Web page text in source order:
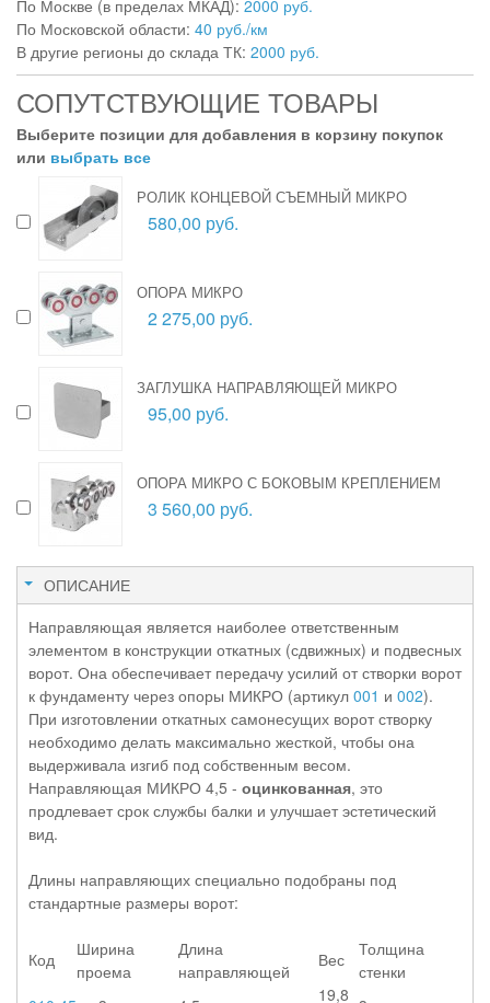
По Москве (в пределах МКАД): 2000 руб.
По Московской области: 40 руб./км
В другие регионы до склада ТК: 2000 руб.
СОПУТСТВУЮЩИЕ ТОВАРЫ
Выберите позиции для добавления в корзину покупок
или выбрать все
РОЛИК КОНЦЕВОЙ СЪЕМНЫЙ МИКРО
580,00 руб.
ОПОРА МИКРО
2 275,00 руб.
ЗАГЛУШКА НАПРАВЛЯЮЩЕЙ МИКРО
95,00 руб.
ОПОРА МИКРО С БОКОВЫМ КРЕПЛЕНИЕМ
3 560,00 руб.
ОПИСАНИЕ
Направляющая является наиболее ответственным
элементом в конструкции откатных (сдвижных) и подвесных
ворот. Она обеспечивает передачу усилий от створки ворот
к фундаменту через опоры МИКРО (артикул 001 и 002).
При изготовлении откатных самонесущих ворот створку
необходимо делать максимально жесткой, чтобы она
выдерживала изгиб под собственным весом.
Направляющая МИКРО 4,5 - оцинкованная, это
продлевает срок службы балки и улучшает эстетический
вид.
Длины направляющих специально подобраны под
стандартные размеры ворот:
Код
Ширина
проема
Длина
направляющей
Вес
Толщина
стенки
19,8